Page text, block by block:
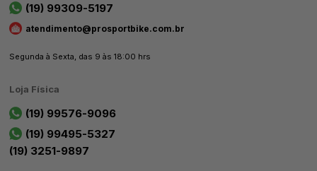
(19) 99309-5197
atendimento@prosportbike.com.br
Segunda à Sexta, das 9 às 18:00 hrs
Loja Física
(19) 99576-9096
(19) 99495-5327
(19) 3251-9897